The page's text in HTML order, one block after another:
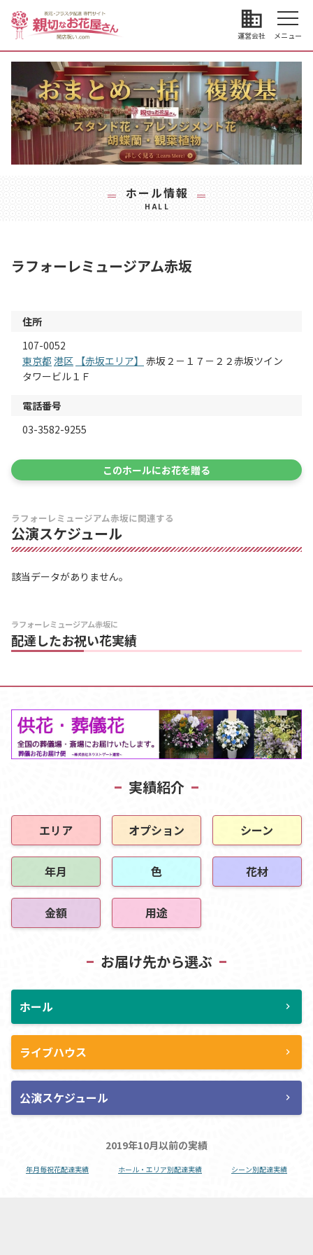
business
運営会社 メニュー
ホール情報
HALL
ラフォーレミュージアム赤坂
住所
107-0052
東京都 港区 【赤坂エリア】 赤坂２－１７－２２赤坂ツイン
タワービル１Ｆ
電話番号
03-3582-9255
このホールにお花を贈る
ラフォーレミュージアム赤坂に関連する
公演スケジュール
該当データがありません。
ラフォーレミュージアム赤坂に
配達したお祝い花実績
実績紹介
エリア オプション シーン
年月 色 花材
金額 用途
お届け先から選ぶ
ホール chevron_right
ライブハウス chevron_right
公演スケジュール chevron_right
2019年10月以前の実績
年月毎祝花配達実績 ホール・エリア別配達実績 シーン別配達実績